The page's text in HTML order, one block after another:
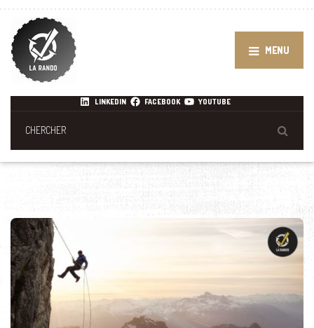
MENU
LINKEDIN FACEBOOK YOUTUBE